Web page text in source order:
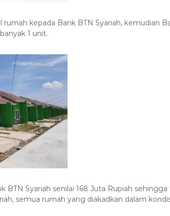
kepada Bank BTN Syariah, kemudian
1 unit.
Syariah senilai 168 Juta Rupiah
semua rumah yang diakadkan dalam